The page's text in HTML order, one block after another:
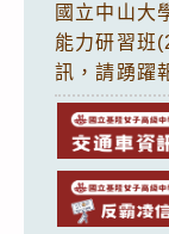
國立中山大
能力研習班
訊，請踴躍